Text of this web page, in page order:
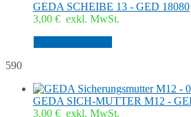
GEDA SCHEIBE 13 - GED 18080
3,00 € exkl. MwSt.
590
GEDA SICH-MUTTER M12 -
3,00 € exkl. MwSt.